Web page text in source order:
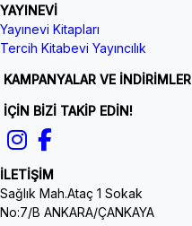
YAYINEVİ
Yayınevi Kitapları
Tercih Kitabevi Yayıncılık
KAMPANYALAR VE İNDİRİMLER
İÇİN BİZİ TAKİP EDİN!
İLETİŞİM
Sağlık Mah.Ataç 1 Sokak
No:7/B ANKARA/ÇANKAYA